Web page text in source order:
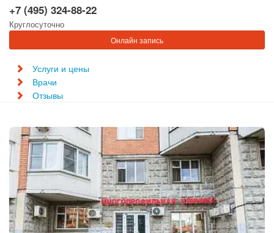
+7 (495) 324-88-22
Круглосуточно
Онлайн запись
Услуги и цены
Врачи
Отзывы